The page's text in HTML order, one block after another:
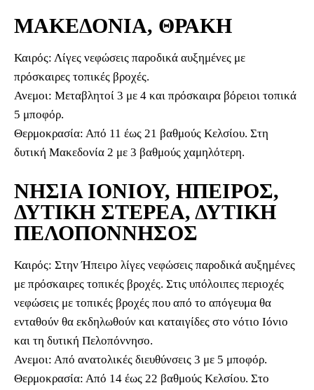
ΜΑΚΕΔΟΝΙΑ, ΘΡΑΚΗ
Καιρός: Λίγες νεφώσεις παροδικά αυξημένες με
πρόσκαιρες τοπικές βροχές.
Ανεμοι: Μεταβλητοί 3 με 4 και πρόσκαιρα βόρειοι τοπικά
5 μποφόρ.
Θερμοκρασία: Από 11 έως 21 βαθμούς Κελσίου. Στη
δυτική Μακεδονία 2 με 3 βαθμούς χαμηλότερη.
ΝΗΣΙΑ ΙΟΝΙΟΥ, ΗΠΕΙΡΟΣ,
ΔΥΤΙΚΗ ΣΤΕΡΕΑ, ΔΥΤΙΚΗ
ΠΕΛΟΠΟΝΝΗΣΟΣ
Καιρός: Στην Ήπειρο λίγες νεφώσεις παροδικά αυξημένες
με πρόσκαιρες τοπικές βροχές. Στις υπόλοιπες περιοχές
νεφώσεις με τοπικές βροχές που από το απόγευμα θα
ενταθούν θα εκδηλωθούν και καταιγίδες στo νότιο Ιόνιο
και τη δυτική Πελοπόννησο.
Ανεμοι: Από ανατολικές διευθύνσεις 3 με 5 μποφόρ.
Θερμοκρασία: Από 14 έως 22 βαθμούς Κελσίου. Στο